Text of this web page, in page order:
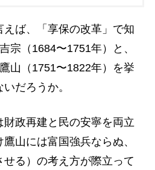
ば、「享保の改革」で知
宗（1684〜1751年）と、
山（1751〜1822年）を挙
だろうか。
政再建と民の安寧を両立
山には富国強兵ならぬ、
る）の考え方が際立って